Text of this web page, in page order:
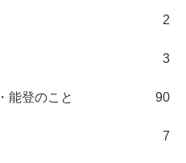
2
3
能登のこと 90
7